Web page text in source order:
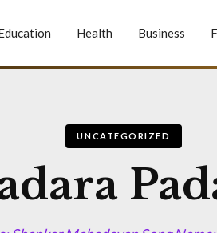
Health Business
UNCATEGORIZED